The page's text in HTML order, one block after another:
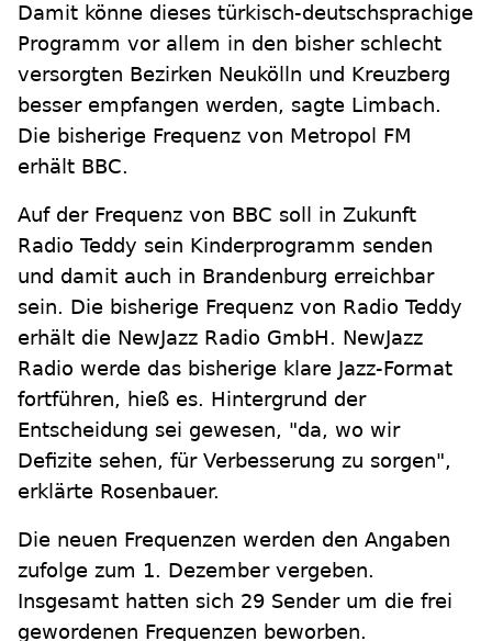
Damit könne dieses türkisch-deutschsprachige
Programm vor allem in den bisher schlecht
versorgten Bezirken Neukölln und Kreuzberg
besser empfangen werden, sagte Limbach.
Die bisherige Frequenz von Metropol FM
erhält BBC.
Auf der Frequenz von BBC soll in Zukunft
Radio Teddy sein Kinderprogramm senden
und damit auch in Brandenburg erreichbar
sein. Die bisherige Frequenz von Radio Teddy
erhält die NewJazz Radio GmbH. NewJazz
Radio werde das bisherige klare Jazz-Format
fortführen, hieß es. Hintergrund der
Entscheidung sei gewesen, "da, wo wir
Defizite sehen, für Verbesserung zu sorgen",
erklärte Rosenbauer.
Die neuen Frequenzen werden den Angaben
zufolge zum 1. Dezember vergeben.
Insgesamt hatten sich 29 Sender um die frei
gewordenen Frequenzen beworben.